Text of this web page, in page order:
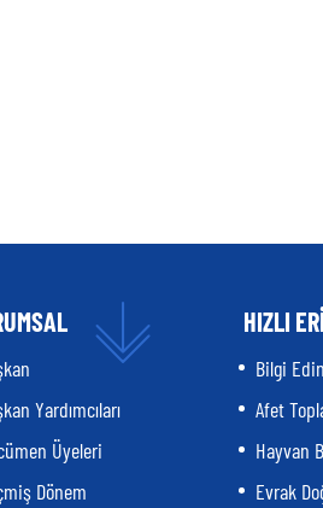
Yardımcıları
Üyeleri
Dönem
HIZLI
Bilgi
Afet
Hayvan
Evrak